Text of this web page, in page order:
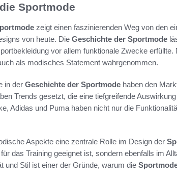
Sportmode
zeigt einen faszinierenden Weg von den
von heute. Die Geschichte der Sportmode
vor allem funktionale Zwecke
als modisches Statement wahrgenommen.
in der Geschichte der Sportmode haben den
Trends gesetzt, die eine tiefgreifende
Adidas und Puma haben nicht nur die
Aspekte eine zentrale Rolle im Design der
das Training geeignet ist, sondern ebenfalls im
und Stil ist einer der Gründe, warum die